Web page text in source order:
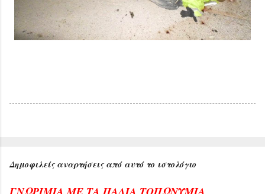
Δημοφιλείς αναρτήσεις από αυτό το ιστολόγιο